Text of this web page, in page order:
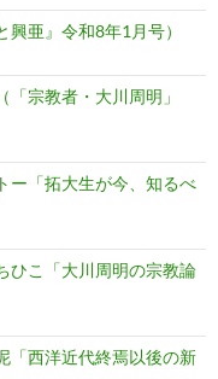
興亜』令和8年1月号）
「宗教者・大川周明」
ー「拓大生が今、知るべ
ひこ「大川周明の宗教論
「西洋近代終焉以後の新